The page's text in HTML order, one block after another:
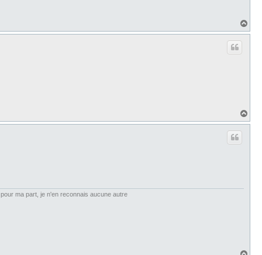
a
a
ma part, je n'en reconnais aucune autre